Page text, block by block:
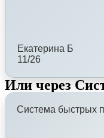
Екатерина Б
11/26
Или через
Система быстрых